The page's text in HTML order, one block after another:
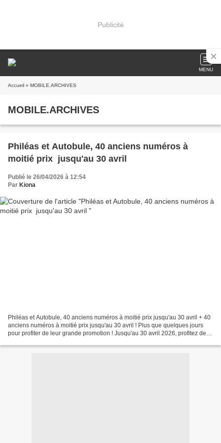
Publicité
MENU
Accueil » MOBILE.ARCHIVES
MOBILE.ARCHIVES
Philéas et Autobule, 40 anciens numéros à
moitié prix jusqu'au 30 avril
Publié le 26/04/2026 à 12:54
Par Kiona
Philéas et Autobule, 40 anciens numéros à moitié prix jusqu'au 30 avril + 40
anciens numéros à moitié prix jusqu'au 30 avril ! Plus que quelques jours
pour profiter de leur grande promotion ! Jusqu'au 30 avril 2026, profitez de